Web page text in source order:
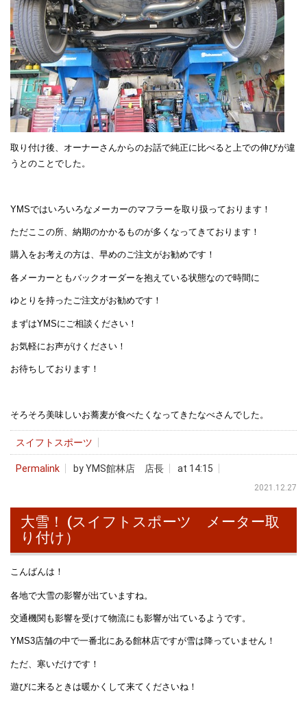
取り付け後、オーナーさんからのお話で純正に比べると上での伸びが違
うとのことでした。
YMSではいろいろなメーカーのマフラーを取り扱っております！
ただここの所、納期のかかるものが多くなってきております！
購入をお考えの方は、早めのご注文がお勧めです！
各メーカーともバックオーダーを抱えている状態なので時間に
ゆとりを持ったご注文がお勧めです！
まずはYMSにご相談ください！
お気軽にお声がけください！
お待ちしております！
そろそろ美味しいお蕎麦が食べたくなってきたなべさんでした。
スイフトスポーツ
Permalink by YMS館林店 店長 at 14:15
2021.12.27
大雪！ (スイフトスポーツ メーター取
り付け）
こんばんは！
各地で大雪の影響が出ていますね。
交通機関も影響を受けて物流にも影響が出ているようです。
YMS3店舗の中で一番北にある館林店ですが雪は降っていません！
ただ、寒いだけです！
遊びに来るときは暖かくして来てくださいね！